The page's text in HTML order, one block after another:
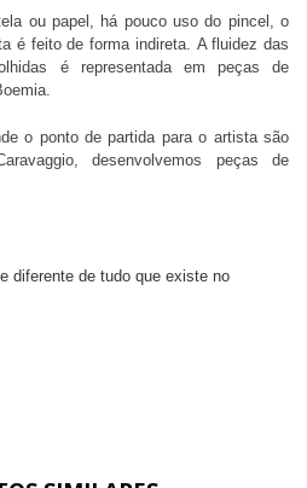
ou papel, há pouco uso do pincel, o
é feito de forma indireta. A fluidez das
érepresentada em peças de
o ponto de partida para o artista são
desenvolvemos peças de
diferente de tudo que existe no